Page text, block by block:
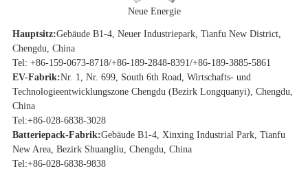
Neue Energie
Hauptsitz:Gebäude B1-4, Neuer Industriepark, Tianfu New District,
Chengdu, China
Tel: +86-159-0673-8718/+86-189-2848-8391/+86-189-3885-5861
EV-Fabrik:Nr. 1, Nr. 699, South 6th Road, Wirtschafts- und
Technologieentwicklungszone Chengdu (Bezirk Longquanyi), Chengdu,
China
Tel:+86-028-6838-3028
Batteriepack-Fabrik:Gebäude B1-4, Xinxing Industrial Park, Tianfu
New Area, Bezirk Shuangliu, Chengdu, China
Tel:+86-028-6838-9838